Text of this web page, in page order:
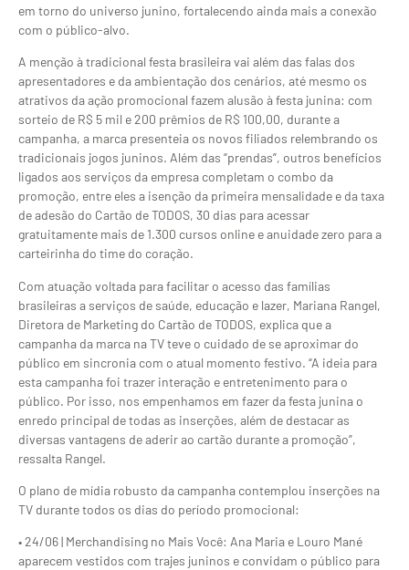
em torno do universo junino, fortalecendo ainda mais a conexão
com o público-alvo.
A menção à tradicional festa brasileira vai além das falas dos
apresentadores e da ambientação dos cenários, até mesmo os
atrativos da ação promocional fazem alusão à festa junina: com
sorteio de R$ 5 mil e 200 prêmios de R$ 100,00, durante a
campanha, a marca presenteia os novos filiados relembrando os
tradicionais jogos juninos. Além das “prendas”, outros benefícios
ligados aos serviços da empresa completam o combo da
promoção, entre eles a isenção da primeira mensalidade e da taxa
de adesão do Cartão de TODOS, 30 dias para acessar
gratuitamente mais de 1.300 cursos online e anuidade zero para a
carteirinha do time do coração.
Com atuação voltada para facilitar o acesso das famílias
brasileiras a serviços de saúde, educação e lazer, Mariana Rangel,
Diretora de Marketing do Cartão de TODOS, explica que a
campanha da marca na TV teve o cuidado de se aproximar do
público em sincronia com o atual momento festivo. “A ideia para
esta campanha foi trazer interação e entretenimento para o
público. Por isso, nos empenhamos em fazer da festa junina o
enredo principal de todas as inserções, além de destacar as
diversas vantagens de aderir ao cartão durante a promoção”,
ressalta Rangel.
O plano de mídia robusto da campanha contemplou inserções na
TV durante todos os dias do período promocional:
• 24/06 | Merchandising no Mais Você: Ana Maria e Louro Mané
aparecem vestidos com trajes juninos e convidam o público para